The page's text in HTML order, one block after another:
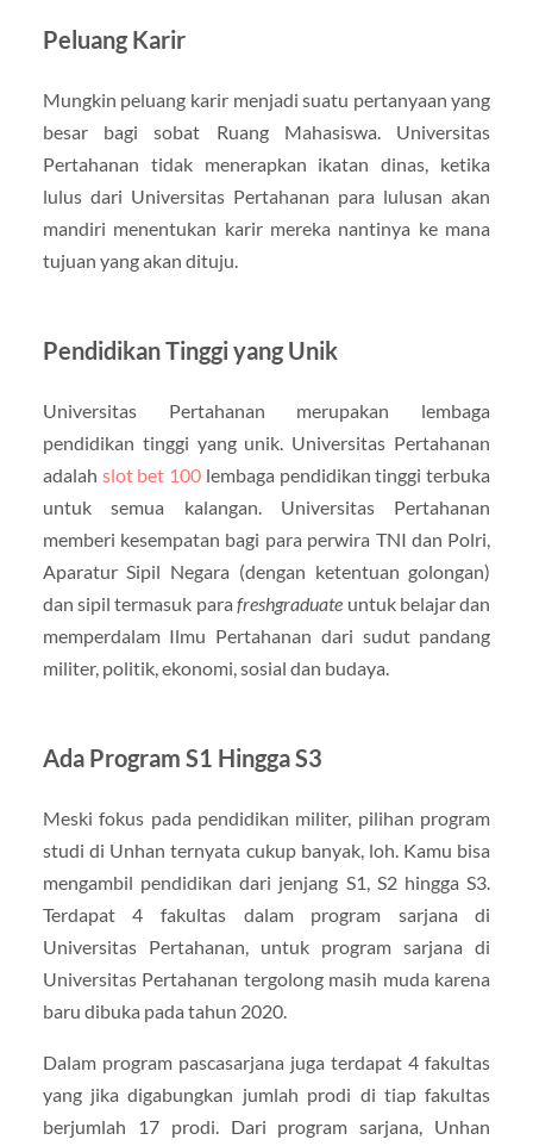
Peluang Karir
Mungkin peluang karir menjadi suatu pertanyaan yang
besar bagi sobat Ruang Mahasiswa. Universitas
Pertahanan tidak menerapkan ikatan dinas, ketika
lulus dari Universitas Pertahanan para lulusan akan
mandiri menentukan karir mereka nantinya ke mana
tujuan yang akan dituju.
Pendidikan Tinggi yang Unik
Universitas Pertahanan merupakan lembaga
pendidikan tinggi yang unik. Universitas Pertahanan
adalah slot bet 100 lembaga pendidikan tinggi terbuka
untuk semua kalangan. Universitas Pertahanan
memberi kesempatan bagi para perwira TNI dan Polri,
Aparatur Sipil Negara (dengan ketentuan golongan)
dan sipil termasuk parafreshgraduate untuk belajar dan
memperdalam Ilmu Pertahanan dari sudut pandang
militer, politik, ekonomi, sosial dan budaya.
Ada Program S1 Hingga S3
Meski fokus pada pendidikan militer, pilihan program
studi di Unhan ternyata cukup banyak, loh. Kamu bisa
mengambil pendidikan dari jenjang S1, S2 hingga S3.
Terdapat 4 fakultas dalam program sarjana di
Universitas Pertahanan, untuk program sarjana di
Universitas Pertahanan tergolong masih muda karena
baru dibuka pada tahun 2020.
Dalam program pascasarjana juga terdapat 4 fakultas
yang jika digabungkan jumlah prodi di tiap fakultas
berjumlah 17 prodi. Dari program sarjana, Unhan